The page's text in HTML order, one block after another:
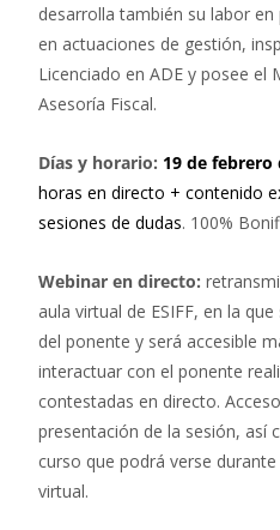
desarrolla también su labor
en actuaciones de gestión,
Licenciado en ADE y posee el
Asesoría Fiscal.
Días y horario: 19 de febrero
horas en directo + contenido
sesiones de dudas. 100%
Webinar en directo:
aula virtual de ESIFF, en la
del ponente y será accesible
interactuar con el ponente
contestadas en directo.
presentación de la sesión, así
curso que podrá verse
virtual.